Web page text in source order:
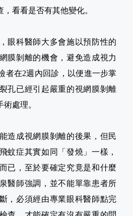
看看是否有其他變化。
眼科醫師大多會施以預防性的
膜剝離的機會，避免造成視力
者在2週內回診，以便進一步掌
孔已經引起嚴重的視網膜剝離
處理。
造成視網膜剝離的後果，但民
蚊症其實如同「發燒」一樣，
已，至於要確定究竟是和什麼
醫師強調，並不能單靠患者所
，必須經由專業眼科醫師點完